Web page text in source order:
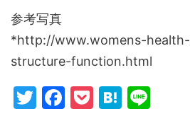
参考写真
*http://www.womens-
structure-function.html
T
F
P
H